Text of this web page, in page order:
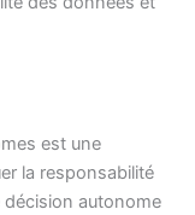
est une
la responsabilité
décision autonome